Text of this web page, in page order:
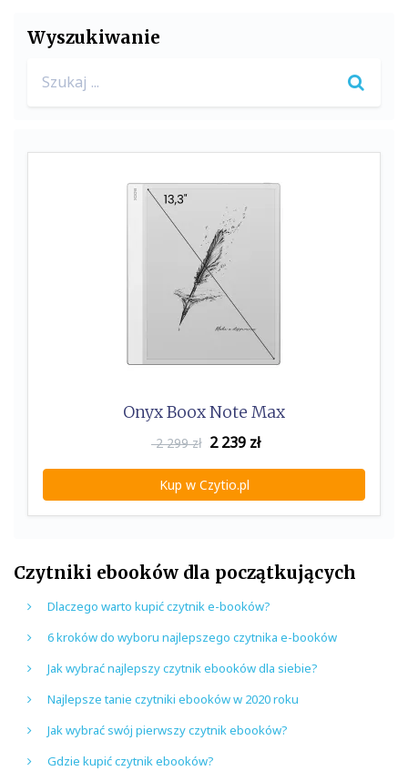
Wyszukiwanie
for:
Onyx Boox Note Max
2 299 zł 2 239zł
Kup w Czytio.pl
Czytniki ebooków dla początkujących
Dlaczego warto kupić czytnik e-booków?
6 kroków do wyboru najlepszego czytnika e-booków
Jak wybrać najlepszy czytnik ebooków dla siebie?
Najlepsze tanie czytniki ebooków w 2020 roku
Jak wybrać swój pierwszy czytnik ebooków?
Gdzie kupić czytnik ebooków?